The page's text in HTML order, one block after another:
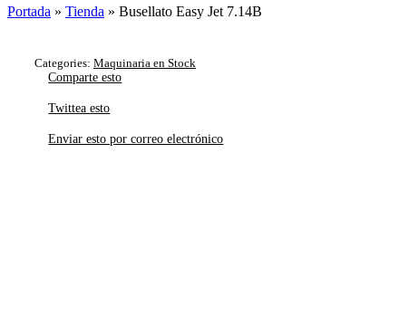
Portada » Tienda » Busellato Easy Jet 7.14B
Categories: Maquinaria en Stock
Comparte esto
Twittea esto
Enviar esto por correo electrónico